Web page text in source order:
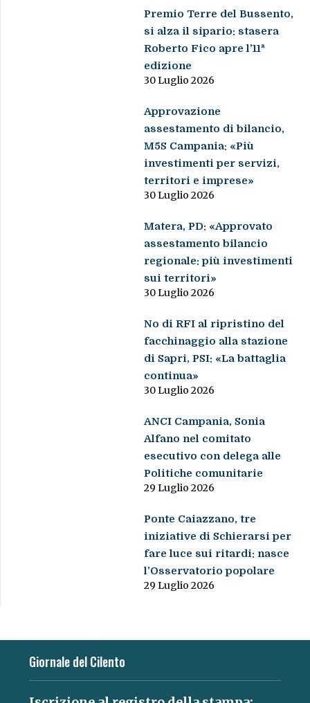
Premio Terre del Bussento,
si alza il sipario: stasera
Roberto Fico apre l’11ª
edizione
30 Luglio 2026
Approvazione
assestamento di bilancio,
M5S Campania: «Più
investimenti per servizi,
territori e imprese»
30 Luglio 2026
Matera, PD: «Approvato
assestamento bilancio
regionale: più investimenti
sui territori»
30 Luglio 2026
No di RFI al ripristino del
facchinaggio alla stazione
di Sapri, PSI: «La battaglia
continua»
30 Luglio 2026
ANCI Campania, Sonia
Alfano nel comitato
esecutivo con delega alle
Politiche comunitarie
29 Luglio 2026
Ponte Caiazzano, tre
iniziative di Schierarsi per
fare luce sui ritardi: nasce
l’Osservatorio popolare
29 Luglio 2026
Giornale del Cilento